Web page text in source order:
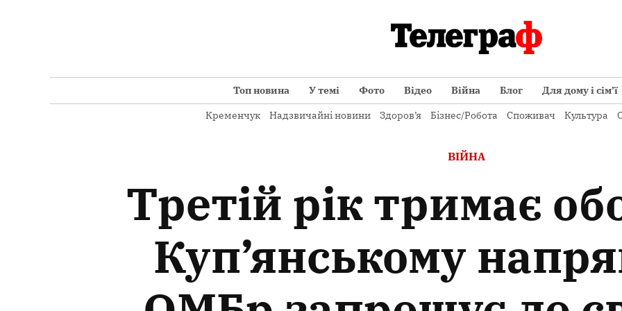
Топ новина У темі Фото Відео Війна Блог Для дому і сім’ї
Кременчук
Надзвичайні новини Здоров’я Бізнес/Робота Споживач Культура
ОПУБЛІКОВАНО
ВІЙНА
Третій рік тримає
Куп’янському